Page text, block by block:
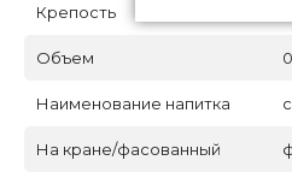
Крепость
Объем
Наименование напитка
На кране/фасованный